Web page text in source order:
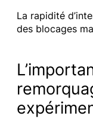
La rapidité
des blocages